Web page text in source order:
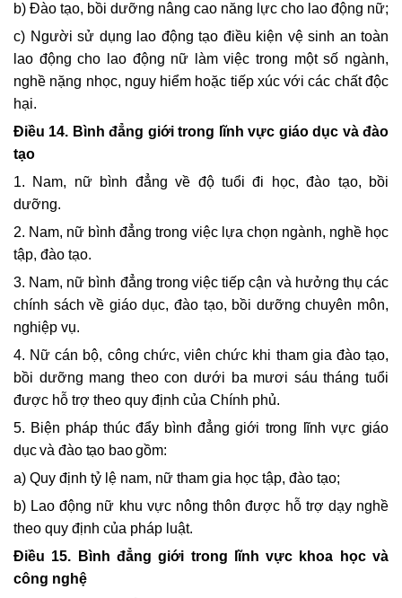
b) Đào tạo, bồi dưỡng nâng cao năng lực cho lao động nữ;
c) Người sử dụng lao động tạo điều kiện vệ sinh an toàn
lao động cho lao động nữ làm việc trong một số ngành,
nghề nặng nhọc, nguy hiểm hoặc tiếp xúc với các chất độc
hại.
Điều 14. Bình đẳng giới trong lĩnh vực giáo dục và đào
tạo
1. Nam, nữ bình đẳng về độ tuổi đi học, đào tạo, bồi
dưỡng.
2. Nam, nữ bình đẳng trong việc lựa chọn ngành, nghề học
tập, đào tạo.
3. Nam, nữ bình đẳng trong việc tiếp cận và hưởng thụ các
chính sách về giáo dục, đào tạo, bồi dưỡng chuyên môn,
nghiệp vụ.
4. Nữ cán bộ, công chức, viên chức khi tham gia đào tạo,
bồi dưỡng mang theo con dưới ba mươi sáu tháng tuổi
được hỗ trợ theo quy định của Chính phủ.
5. Biện pháp thúc đẩy bình đẳng giới trong lĩnh vực giáo
dục và đào tạo bao gồm:
a) Quy định tỷ lệ nam, nữ tham gia học tập, đào tạo;
b) Lao động nữ khu vực nông thôn được hỗ trợ dạy nghề
theo quy định của pháp luật.
Điều 15.
Bình đẳng giới trong lĩnh vực khoa học và
công nghệ